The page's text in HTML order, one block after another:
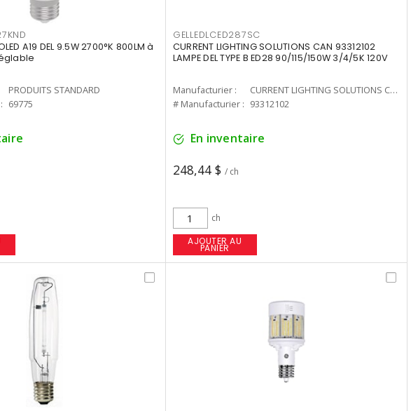
A19 DEL 9.5W 2700°K 800LM à
PRODUITS STANDARD
69775
GELLEDLCED287SC
CURRENT LIGHTING SOLUTIONS CAN 93312102
LAMPE DEL TYPE B ED28 90/115/150W 3/4/5K 120V
Manufacturier :
CURRENT LIGHTING SOLUTIONS CAN
# Manufacturier : 93312102
En inventaire
248,44 $ / ch
ch
AJOUTER AU
PANIER